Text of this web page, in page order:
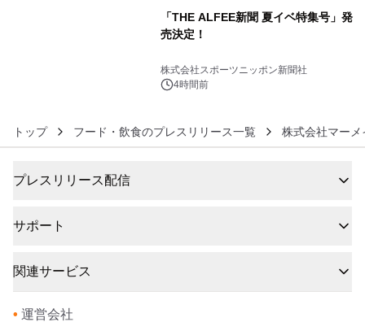
「THE ALFEE新聞 夏イベ特集号」発
売決定！
株式会社スポーツニッポン新聞社
4時間前
トップ フード・飲食のプレスリリース一覧 株式会社マーメ
プレスリリース配信
サポート
関連サービス
• 運営会社